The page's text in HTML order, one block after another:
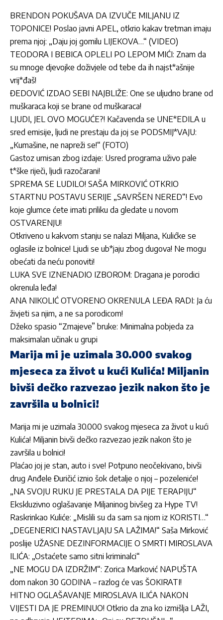
BRENDON POKUŠAVA DA IZVUČE MILJANU IZ
TOPONICE! Poslao javni APEL, otkrio kakav tretman imaju
prema njoj: „Daju joj gomilu LIJEKOVA…“ (VIDEO)
TEODORA I BEBICA OPLELI PO LEPOM MIĆI: Znam da
su mnoge djevojke doživjele od tebe da ih najst*ašnije
vrij*đaš!
ĐEDOVIĆ IZDAO SEBI NAJBLIŽE: One se uljudno brane od
muškaraca koji se brane od muškaraca!
LJUDI, JEL OVO MOGUĆE?! Kačavenda se UNE*EDILA u
sred emisije, ljudi ne prestaju da joj se PODSMIJ*VAJU:
„Kumašine, ne napreži se!“ (FOTO)
Gastoz urnisan zbog izdaje: Usred programa uživo pale
t*ške riječi, ljudi razočarani!
SPREMA SE LUDILO! SAŠA MIRKOVIĆ OTKRIO
STARTNU POSTAVU SERIJE „SAVRŠEN NERED“! Evo
koje glumce ćete imati priliku da gledate u novom
OSTVARENJU!
Otkriveno u kakvom stanju se nalazi Miljana, Kulićke se
oglasile iz bolnice! Ljudi se ub*jaju zbog dugova! Ne mogu
obećati da neću ponoviti!
LUKA SVE IZNENADIO IZBOROM: Dragana je porodici
okrenula leđa!
ANA NIKOLIĆ OTVORENO OKRENULA LEĐA RADI: Ja ću
živjeti sa njim, a ne sa porodicom!
Džeko spasio “Zmajeve” bruke: Minimalna pobjeda za
maksimalan učinak u grupi
Marija mi je uzimala 30.000 svakog
mjeseca za život u kući Kulića! Miljanin
bivši dečko razvezao jezik nakon što je
završila u bolnici!
Marija mi je uzimala 30.000 svakog mjeseca za život u kući
Kulića! Miljanin bivši dečko razvezao jezik nakon što je
završila u bolnici!
Plaćao joj je stan, auto i sve! Potpuno neočekivano, bivši
drug Anđele Đuričić iznio šok detalje o njoj – pozeleniće!
„NA SVOJU RUKU JE PRESTALA DA PIJE TERAPIJU“
Ekskluzivno oglašavanje Miljaninog bivšeg za Hype TV!
Raskrinkao Kuliće: „Mislili su da sam sa njom iz KORISTI…“
„DEGENERICI NASTAVLJAJU SA LAŽIMA!“ Saša Mirković
poslije UŽASNE DEZINFORMACIJE O SMRTI MIROSLAVA
ILIĆA: „Ostaćete samo sitni kriminalci“
„NE MOGU DA IZDRŽIM“: Zorica Marković NAPUŠTA
dom nakon 30 GODINA – razlog će vas ŠOKIRATI!
HITNO OGLAŠAVANJE MIROSLAVA ILIĆA NAKON
VIJESTI DA JE PREMINUO! Otkrio da zna ko izmišlja LAŽI,